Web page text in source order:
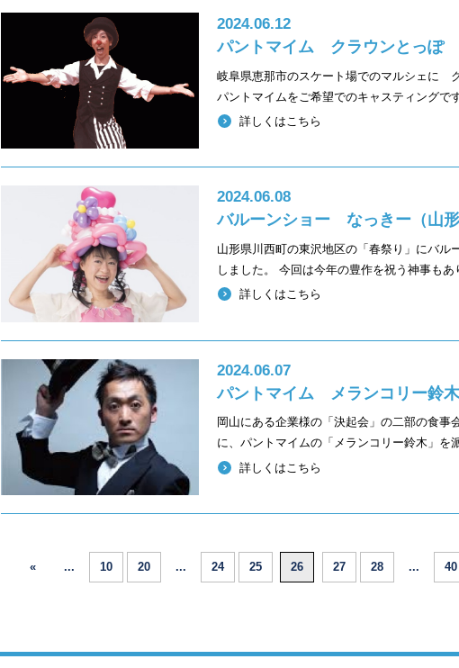
2024.06.12
パントマイム クラウンとっぽ
岐阜県恵那市のスケート場でのマルシェに
パントマイムをご希望でのキャスティングで
詳しくはこちら
2024.06.08
バルーンショー なっきー（山形
山形県川西町の東沢地区の「春祭り」にバル
しました。 今回は今年の豊作を祝う神事もあ
詳しくはこちら
2024.06.07
パントマイム メランコリー鈴木
岡山にある企業様の「決起会」の二部の食事
に、パントマイムの「メランコリー鈴木」
詳しくはこちら
« ... 10 20 ... 24 25 26 27 28 ... 40